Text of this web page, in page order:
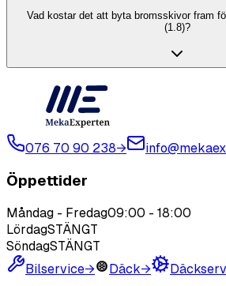
Vad kostar det att byta bromsskivor fram
(1.8)?
076 70 90 238→
Öppettider
Måndag - Fredag09:00 - 18:00
LördagSTÄNGT
SöndagSTÄNGT
Bilservice→ Däck→